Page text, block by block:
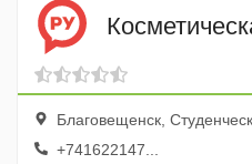
Благовещенск,
+741622147...